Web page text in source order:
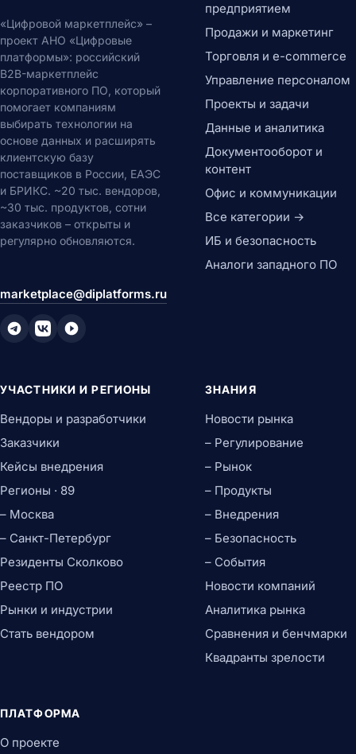
«Цифровой маркетплейс» –
проект АНО «Цифровые
платформы»: российский
B2B-маркетплейс
корпоративного ПО, который
помогает компаниям
выбирать технологии на
основе данных и расширять
клиентскую базу
поставщиков в России, ЕАЭС
и БРИКС. ~20 тыс. вендоров,
~30 тыс. продуктов, сотни
заказчиков – открыты и
регулярно обновляются.
marketplace@diplatforms.ru
предприятием
Продажи и маркетинг
Торговля и e-commerce
Управление персоналом
Проекты и задачи
Данные и аналитика
Документооборот и
контент
Офис и коммуникации
Все категории →
ИБ и безопасность
Аналоги западного ПО
УЧАСТНИКИ И РЕГИОНЫ
Вендоры и разработчики
Заказчики
Кейсы внедрения
Регионы · 89
– Москва
– Санкт-Петербург
Резиденты Сколково
Реестр ПО
Рынки и индустрии
Стать вендором
ЗНАНИЯ
Новости рынка
– Регулирование
– Рынок
– Продукты
– Внедрения
– Безопасность
– События
Новости компаний
Аналитика рынка
Сравнения и бенчмарки
Квадранты зрелости
ПЛАТФОРМА
О проекте